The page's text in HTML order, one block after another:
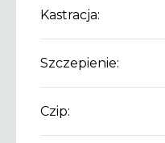
Kastracja:
Szczepienie:
Czip: